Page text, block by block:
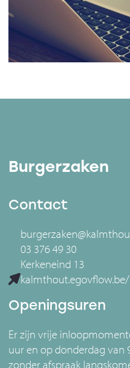
Burgerzaken
Contact
03 376 49 30
Kerkeneind 13
kalmthout.egovflow.be/
Openingsuren
Er zijn vrije
uur en op donderdag van
zonder afspraak